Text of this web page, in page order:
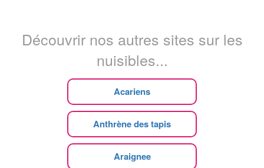
Découvrir nos autres sites sur les
nuisibles...
Acariens
Anthrène des tapis
Araignee